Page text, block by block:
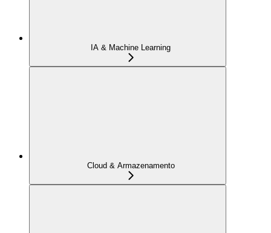
IA & Machine Learning
Cloud & Armazenamento